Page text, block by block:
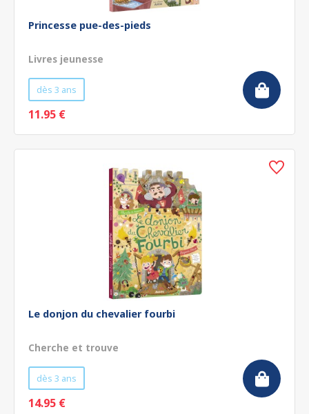
Princesse pue-des-pieds
Livres jeunesse
dès 3 ans
11.95 €
Le donjon du chevalier fourbi
Cherche et trouve
dès 3 ans
14.95 €